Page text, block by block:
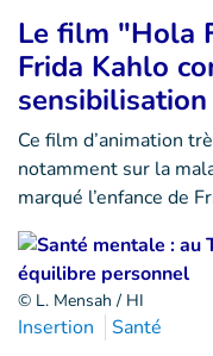
Le film "Hola
Frida Kahlo
sensibilisation
Ce film d’animation
notamment sur la
marqué l’enfance de
© L. Mensah / HI
Insertion Santé